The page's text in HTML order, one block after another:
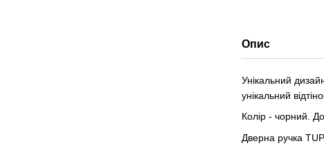
Опис
Унікальний
унікальний
Колір - чорний.
Дверна ручка